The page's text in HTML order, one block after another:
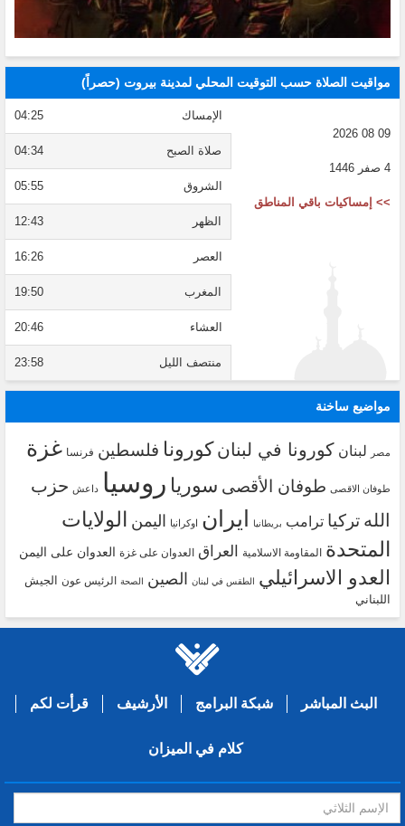
مواقيت الصلاة حسب التوقيت المحلي لمدينة بيروت (حصراً)
09 08 2026
4 صفر 1446
>> إمساكيات باقي المناطق
الإمساك 04:25
صلاة الصبح 04:34
الشروق 05:55
الظهر 12:43
العصر 16:26
المغرب 19:50
العشاء 20:46
منتصف الليل 23:58
مواضيع ساخنة
مصر لبنان كورونا في لبنانكورونا فلسطين فرنسا غزة
طوفان الاقصى طوفان الأقصى سوريا روسيا داعش حزب
الله تركيا ترامب بريطانيا ايران اوكرانيا اليمن الولايات
المتحدة المقاومة الاسلامية العراق العدوان على غزة العدوان على اليمن
العدو الاسرائيلي الطقس في لبنان الصين الصحة الرئيس عون الجيش
اللبناني
البث المباشر شبكة البرامج الأرشيف قرأت لكم
كلام في الميزان